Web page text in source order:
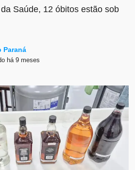
Saúde, 12 óbitos estão sob
Paraná
há 9 meses